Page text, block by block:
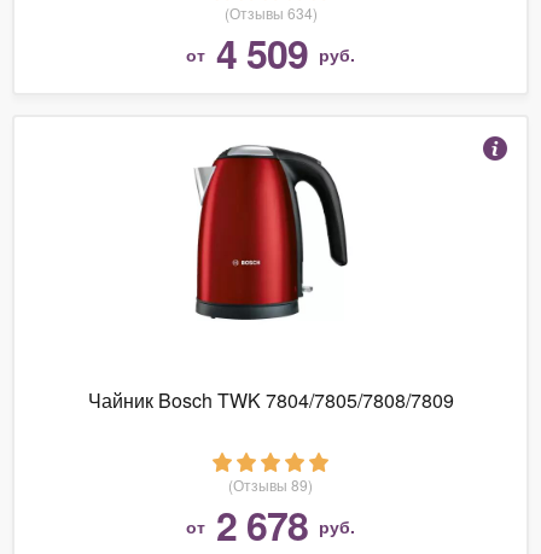
(Отзывы 634)
от 4 509 руб.
Чайник Bosch TWK 7804/7805/7808/7809
(Отзывы 89)
от 2 678 руб.